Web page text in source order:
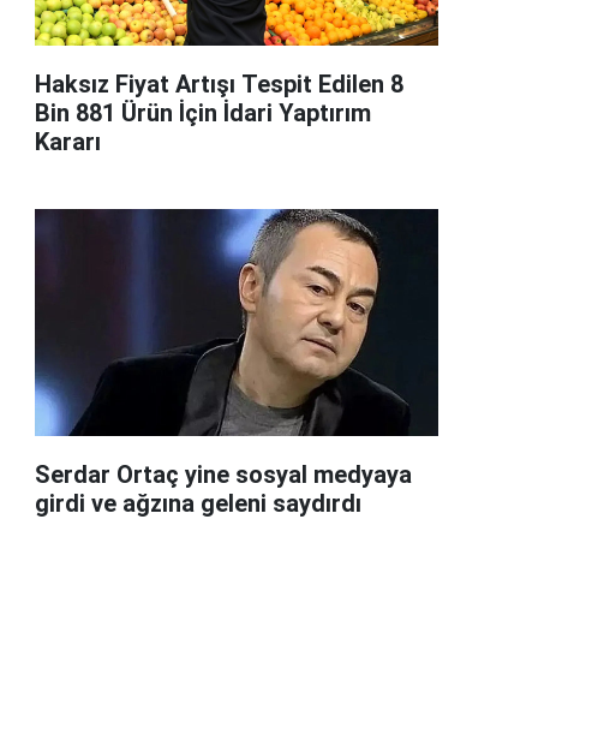
Haksız Fiyat Artışı Tespit Edilen 8
Bin 881 Ürün İçin İdari Yaptırım
Kararı
Serdar Ortaç yine sosyal medyaya
girdi ve ağzına geleni saydırdı